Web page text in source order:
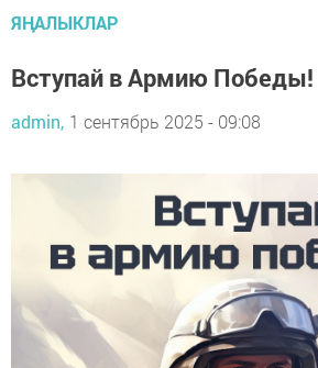
ЯҢАЛЫКЛАР
Вступай в Армию Победы!
admin, 1 сентябрь 2025 - 09:08